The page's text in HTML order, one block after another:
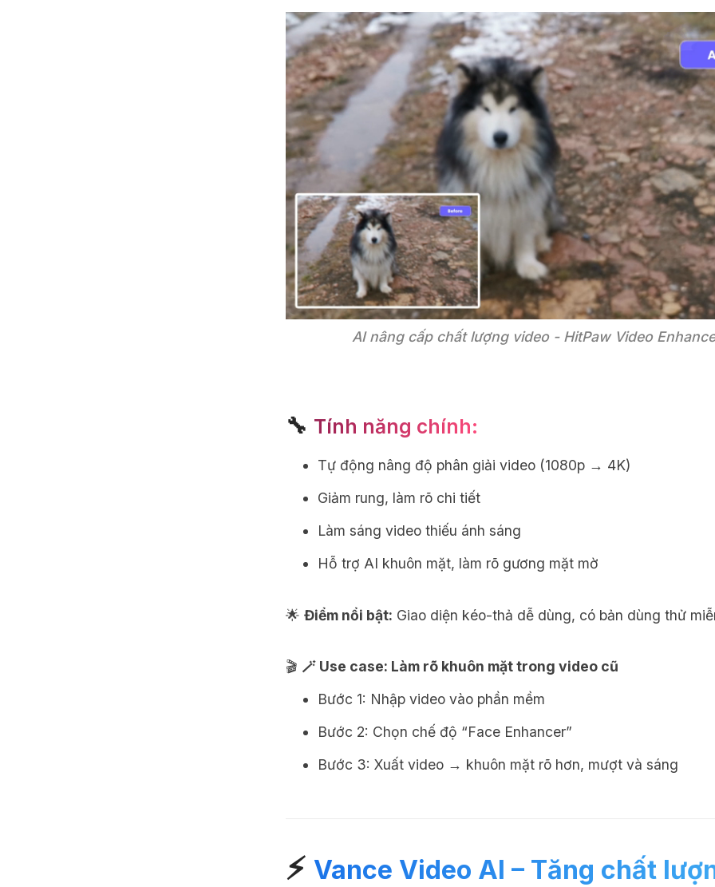
AI nâng cấp chất lượng video - HitPaw Video
🔧 Tính năng chính:
Tự động nâng độ phân giải video (1080p → 4K)
Giảm rung, làm rõ chi tiết
Làm sáng video thiếu ánh sáng
Hỗ trợ AI khuôn mặt, làm rõ gương mặt mờ
🌟 Điểm nổi bật: Giao diện kéo-thả dễ dùng, có bản dùng thử
🎬 🪄 Use case: Làm rõ khuôn mặt trong video cũ
Bước 1: Nhập video vào phần mềm
Bước 2: Chọn chế độ “Face Enhancer”
Bước 3: Xuất video → khuôn mặt rõ hơn, mượt và sáng
⚡ Vance Video AI – Tăng chất